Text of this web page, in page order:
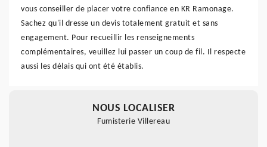
vous conseiller de placer votre confiance en KR Ramonage.
Sachez qu'il dresse un devis totalement gratuit et sans
engagement. Pour recueillir les renseignements
complémentaires, veuillez lui passer un coup de fil. Il respecte
aussi les délais qui ont été établis.
NOUS LOCALISER
Fumisterie Villereau